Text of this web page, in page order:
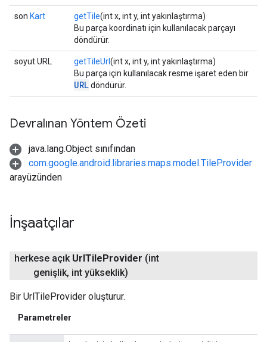
son Kart getTile(int x, int y, int yakınlaştırma)
Bu parça koordinatı için kullanılacak parçayı
döndürür.
soyut URL getTileUrl(int x, int y, int yakınlaştırma)
Bu parça için kullanılacak resme işaret eden bir
URLdöndürür.
Devralınan Yöntem Özeti
java.lang.Object sınıfından
com.google.android.libraries.maps.model.TileProvider
arayüzünden
İnşaatçılar
herkese açık UrlTileProvider (int
genişlik, int yükseklik)
Bir UrlTileProvider oluşturur.
Parametreler